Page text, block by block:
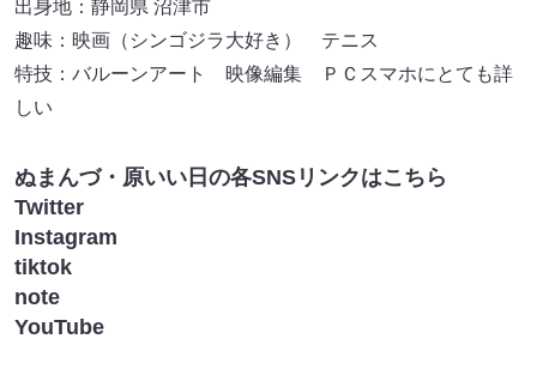
出身地：静岡県 沼津市
趣味：映画（シンゴジラ大好き） テニス
特技：バルーンアート 映像編集 ＰＣスマホにとても詳
しい
ぬまんづ・原いい日の各SNSリンクはこちら
Twitter
Instagram
tiktok
note
YouTube